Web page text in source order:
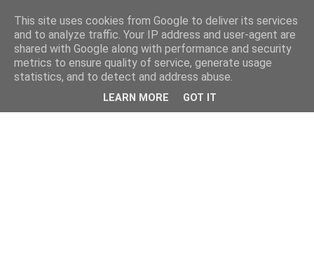
This site uses cookies from Google to deliver its services
and to analyze traffic. Your IP address and user-agent are
shared with Google along with performance and security
metrics to ensure quality of service, generate usage
statistics, and to detect and address abuse.
LEARN MORE GOT IT